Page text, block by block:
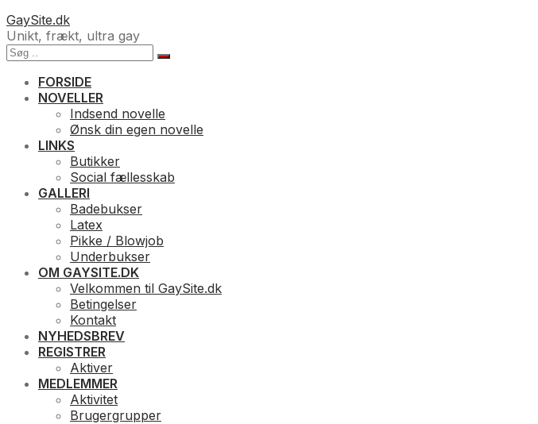
GaySite.dk
Unikt, frækt, ultra gay
FORSIDE
NOVELLER
Indsend novelle
Ønsk din egen novelle
LINKS
Butikker
Social fællesskab
GALLERI
Badebukser
Latex
Pikke / Blowjob
Underbukser
OM GAYSITE.DK
Velkommen til GaySite.dk
Betingelser
Kontakt
NYHEDSBREV
REGISTRER
Aktiver
MEDLEMMER
Aktivitet
Brugergrupper